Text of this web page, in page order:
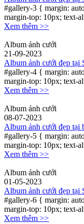
#gallery-3 { margin:
margin-top: 10px; text-
Xem thêm >>
Album ảnh cưới
21-09-2023
Album ảnh cưới đẹp tại
#gallery-4 { margin:
margin-top: 10px; text-
Xem thêm >>
Album ảnh cưới
08-07-2023
Album ảnh cưới đẹp tại
#gallery-5 { margin:
margin-top: 10px; text-
Xem thêm >>
Album ảnh cưới
01-05-2023
Album ảnh cưới đẹp tại
#gallery-6 { margin:
margin-top: 10px; text-
Xem thêm >>